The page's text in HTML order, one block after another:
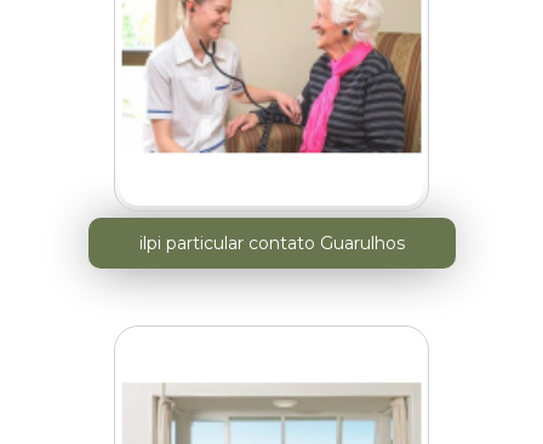
ilpi particular contato Guarulhos